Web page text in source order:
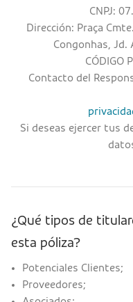
CNPJ:
Dirección: Praça
Congonhas, Jd.
CÓDIGO
Contacto del
Si deseas ejercer tus
¿Qué tipos de
esta póliza?
Potenciales Clientes;
Proveedores;